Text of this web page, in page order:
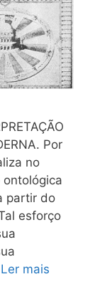
Por
no
partir do
esforço
Ler mais